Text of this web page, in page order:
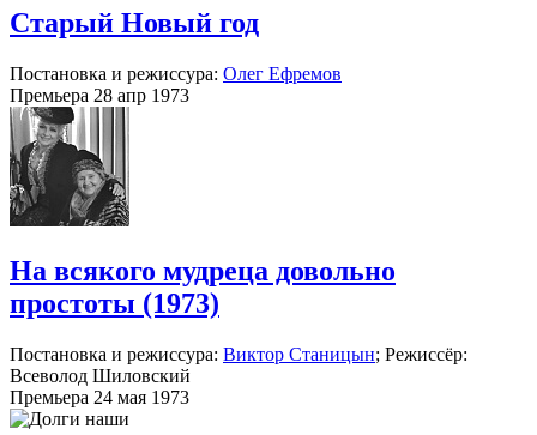
Старый Новый год
Постановка и режиссура: Олег Ефремов
Премьера 28 апр 1973
На всякого мудреца довольно
простоты (1973)
Постановка и режиссура: Виктор Станицын; Режиссёр:
Всеволод Шиловский
Премьера 24 мая 1973